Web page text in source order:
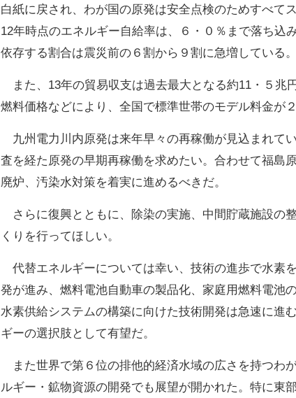
白紙に戻され、わが国の原発は安全点検のためすべて
12年時点のエネルギー自給率は、６・０％まで落ち込
依存する割合は震災前の６割から９割に急増している。
また、13年の貿易収支は過去最大となる約11・５兆
燃料価格などにより、全国で標準世帯のモデル料金が
九州電力川内原発は来年早々の再稼働が見込まれて
査を経た原発の早期再稼働を求めたい。合わせて福島
廃炉、汚染水対策を着実に進めるべきだ。
さらに復興とともに、除染の実施、中間貯蔵施設の
くりを行ってほしい。
代替エネルギーについては幸い、技術の進歩で水素
発が進み、燃料電池自動車の製品化、家庭用燃料電池
水素供給システムの構築に向けた技術開発は急速に進
ギーの選択肢として有望だ。
また世界で第６位の排他的経済水域の広さを持つわ
ルギー・鉱物資源の開発でも展望が開かれた。特に東